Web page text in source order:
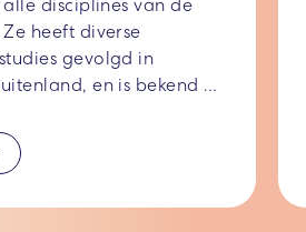
Ze heeft diverse
gevolgd in
en is bekend
en gezonde lach te
als tandarts